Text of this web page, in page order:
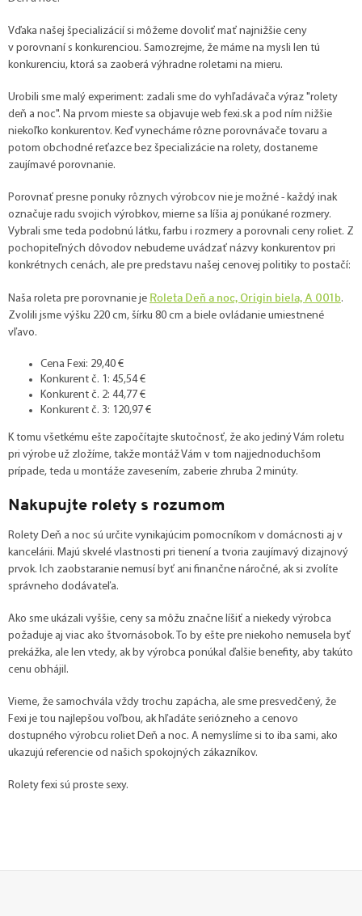
Vďaka našej špecializácií si môžeme dovoliť mať najnižšie ceny
v porovnaní s konkurenciou. Samozrejme, že máme na mysli len tú
konkurenciu, ktorá sa zaoberá výhradne roletami na mieru.
Urobili sme malý experiment: zadali sme do vyhľadávača výraz "rolety
deň a noc". Na prvom mieste sa objavuje web fexi.sk a pod ním nižšie
niekoľko konkurentov. Keď vynecháme rôzne porovnávače tovaru a
potom obchodné reťazce bez špecializácie na rolety, dostaneme
zaujímavé porovnanie.
Porovnať presne ponuky rôznych výrobcov nie je možné - každý inak
označuje radu svojich výrobkov, mierne sa líšia aj ponúkané rozmery.
Vybrali sme teda podobnú látku, farbu i rozmery a porovnali ceny roliet. Z
pochopiteľných dôvodov nebudeme uvádzať názvy konkurentov pri
konkrétnych cenách, ale pre predstavu našej cenovej politiky to postačí:
Naša roleta pre porovnanie je Roleta Deň a noc, Origin biela, A 001b.
Zvolili jsme výšku 220 cm, šírku 80 cm a biele ovládanie umiestnené
vľavo.
Cena Fexi: 29,40 €
Konkurent č. 1: 45,54 €
Konkurent č. 2: 44,77 €
Konkurent č. 3: 120,97 €
K tomu všetkému ešte započítajte skutočnosť, že ako jediný Vám roletu
pri výrobe už zložíme, takže montáž Vám v tom najjednoduchšom
prípade, teda u montáže zavesením, zaberie zhruba 2 minúty.
Nakupujte rolety s rozumom
Rolety Deň a noc sú určite vynikajúcim pomocníkom v domácnosti aj v
kancelárii. Majú skvelé vlastnosti pri tienení a tvoria zaujímavý dizajnový
prvok. Ich zaobstaranie nemusí byť ani finančne náročné, ak si zvolíte
správneho dodávateľa.
Ako sme ukázali vyššie, ceny sa môžu značne líšiť a niekedy výrobca
požaduje aj viac ako štvornásobok. To by ešte pre niekoho nemusela byť
prekážka, ale len vtedy, ak by výrobca ponúkal ďalšie benefity, aby takúto
cenu obhájil.
Vieme, že samochvála vždy trochu zapácha, ale sme presvedčený, že
Fexi je tou najlepšou voľbou, ak hľadáte seriózneho a cenovo
dostupného výrobcu roliet Deň a noc. A nemyslíme si to iba sami, ako
ukazujú referencie od našich spokojných zákazníkov.
Rolety fexi sú proste sexy.